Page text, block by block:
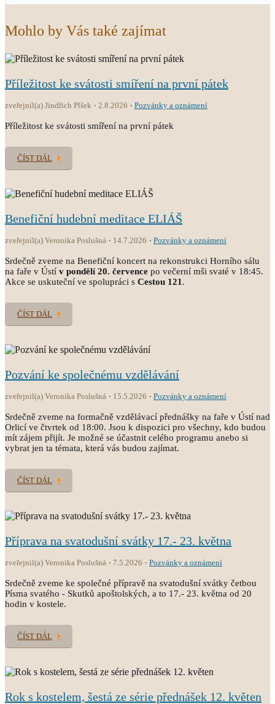
Mohlo by Vás také zajímat
Příležitost ke svátosti smíření na první pátek
zveřejnil(a) Jindřich Plšek 2.8.2026 Pozvánky a oznámení
Příležitost ke svátosti smíření na první pátek
ČÍST DÁL
Benefiční hudební meditace ELIÁŠ
zveřejnil(a) Veronika Poslušná 14.7.2026 Pozvánky a oznámení
Srdečně zveme na Benefiční koncert na rekonstrukci Horního sálu
na faře v Ústí v pondělí 20. července po večerní mši svaté v 18:45.
Akce se uskuteční ve spolupráci s Cestou 121 .
ČÍST DÁL
Pozvání ke společnému vzdělávání
zveřejnil(a) Veronika Poslušná 15.5.2026 Pozvánky a oznámení
Srdečně zveme na formačně vzdělávací přednášky na faře v Ústí nad
Orlicí ve čtvrtek od 18:00. Jsou k dispozici pro všechny, kdo budou
mít zájem přijít. Je možné se účastnit celého programu anebo si
vybrat jen ta témata, která vás budou zajímat.
ČÍST DÁL
Příprava na svatodušní svátky 17.- 23. května
zveřejnil(a) Veronika Poslušná 7.5.2026 Pozvánky a oznámení
Srdečně zveme ke společné přípravě na svatodušní svátky četbou
Písma svatého - Skutků apoštolských, a to 17.- 23. května od 20
hodin v kostele.
ČÍST DÁL
Rok s kostelem, šestá ze série přednášek 12. květen